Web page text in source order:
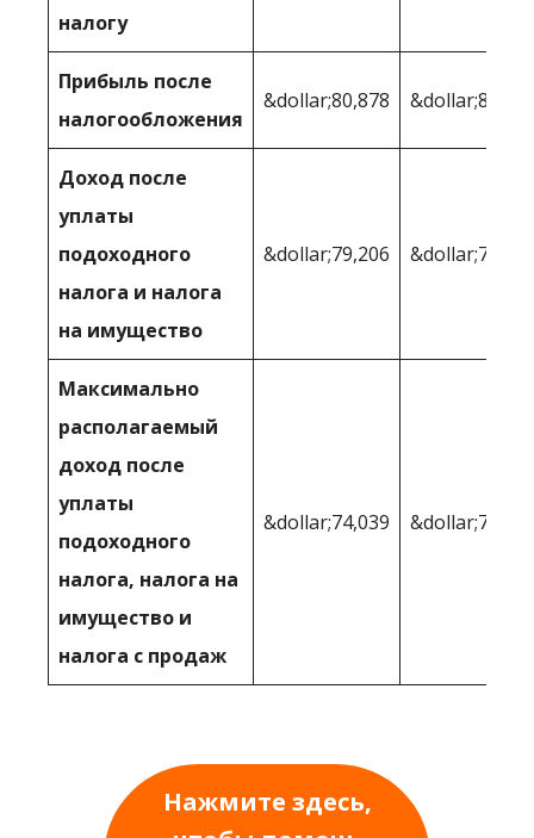
налогу
Прибыль после
налогообложения
&dollar;80,878
Доход после
уплаты
подоходного
налога и налога
на имущество
&dollar;79,206
Максимально
располагаемый
доход после
уплаты
подоходного
налога, налога на
имущество и
налога с продаж
&dollar;74,039
Нажмите здесь,